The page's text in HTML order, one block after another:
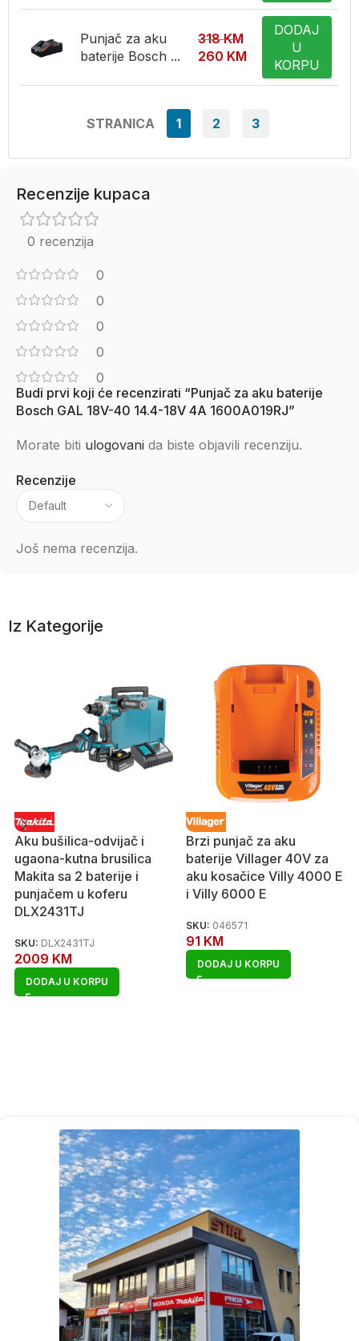
Punjač za aku
baterije Bosch ...
318KM
260 KM
DODAJ
U
KORPU
STRANICA 1 2 3
Recenzije kupaca
0 recenzija
0
0
0
0
0
Recenzije
Još nema recenzija.
Budi prvi koji će recenzirati “Punjač za aku baterije
Bosch GAL 18V-40 14.4-18V 4A 1600A019RJ”
Morate biti ulogovani da biste objavili recenziju.
Iz Kategorije
Aku bušilica-odvijač i
ugaona-kutna brusilica
Makita sa 2 baterije i
punjačem u koferu
DLX2431TJ
SKU: DLX2431TJ
2009 KM
DODAJ U KORPU
Brzi punjač za aku
baterije Villager 40V za
aku kosačice Villy 4000 E
i Villy 6000 E
SKU: 046571
91 KM
DODAJ U KORPU